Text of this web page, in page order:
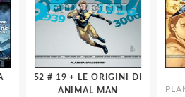
52 # 19 + LE ORIGINI DI
ANIMAL MAN